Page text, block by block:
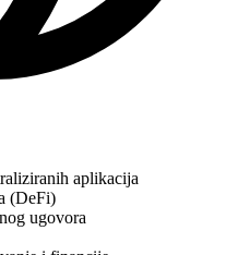
aplikacija
(DeFi)
ugovora